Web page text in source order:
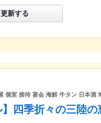
新する
個室 接待 宴会 海鮮 牛タン 日本酒
】四季折々の三陸